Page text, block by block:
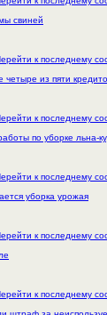
свиней
к последнему
четыре из пяти
к последнему
по уборке льна-
к последнему
уборка урожая
к последнему
к последнему